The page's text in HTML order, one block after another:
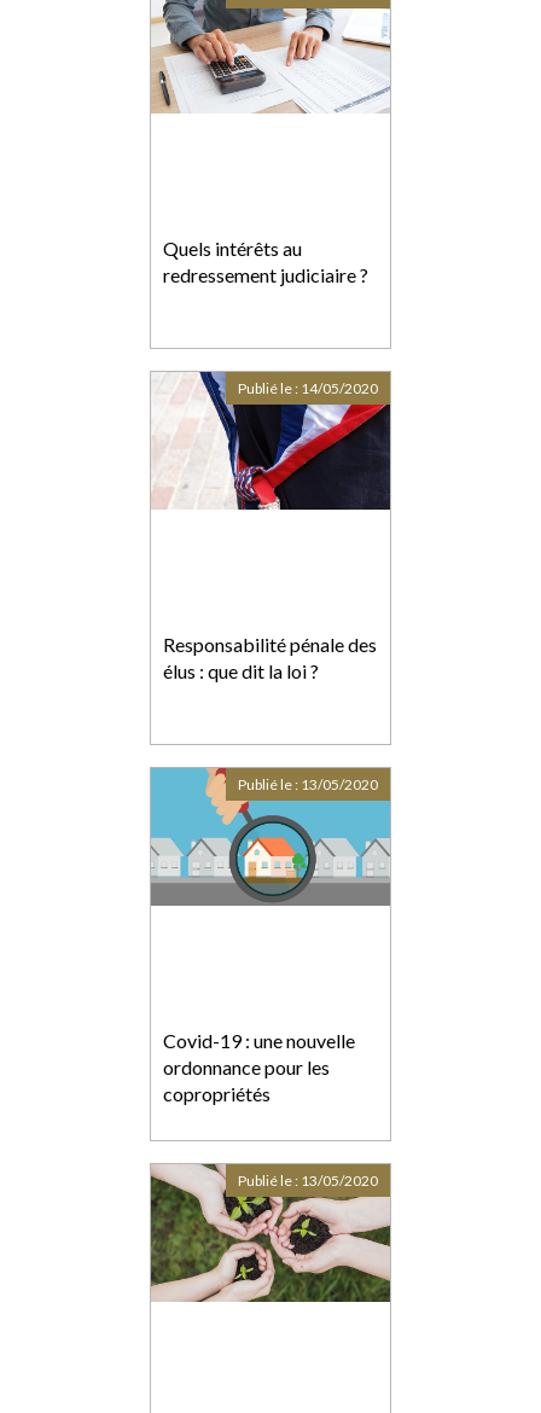
Quels intérêts au
redressement judiciaire ?
Responsabilité pénale des
élus : que dit la loi ?
Publié le : 14/05/2020
Covid-19 : une nouvelle
ordonnance pour les
copropriétés
Publié le : 13/05/2020
Publié le : 13/05/2020